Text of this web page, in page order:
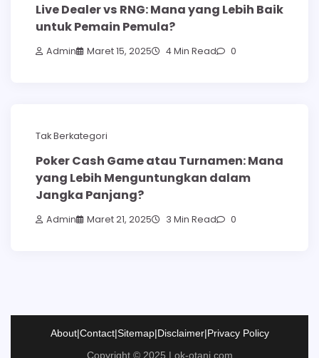
Live Dealer vs RNG: Mana yang Lebih Baik
untuk Pemain Pemula?
Admin Maret 15, 2025 4 Min Read 0
Tak Berkategori
Poker Cash Game atau Turnamen: Mana
yang Lebih Menguntungkan dalam
Jangka Panjang?
Admin Maret 21, 2025 3 Min Read 0
About|Contact|Sitemap|Disclaimer|Privacy Policy
Copyright © 2025 | ok-otani.com